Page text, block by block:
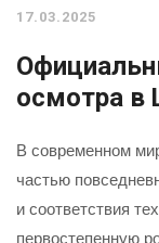
17.03.2025
осмотра в
В современном
частью
и соответствия
первостепенную